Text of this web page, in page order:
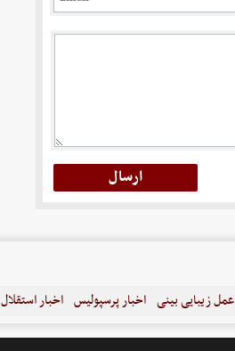
عمل زیبایی بینی اخبار پرسپولیس اخبار استقلال